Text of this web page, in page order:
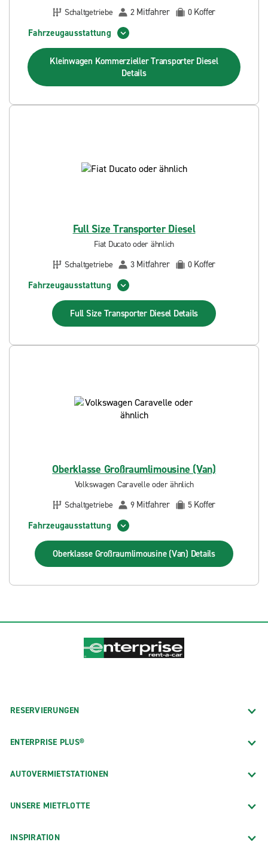
Schaltgetriebe
2 Mitfahrer 0 Koffer
Fahrzeugausstattung
Kleinwagen Kommerzieller Transporter Diesel
Details
Full Size Transporter Diesel
Fiat Ducato oder ähnlich
Schaltgetriebe
3 Mitfahrer 0 Koffer
Fahrzeugausstattung
Full Size Transporter Diesel Details
Oberklasse Großraumlimousine (Van)
Volkswagen Caravelle oder ähnlich
Schaltgetriebe
9 Mitfahrer 5 Koffer
Fahrzeugausstattung
Oberklasse Großraumlimousine (Van) Details
RESERVIERUNGEN
ENTERPRISE PLUS®
AUTOVERMIETSTATIONEN
UNSERE MIETFLOTTE
INSPIRATION